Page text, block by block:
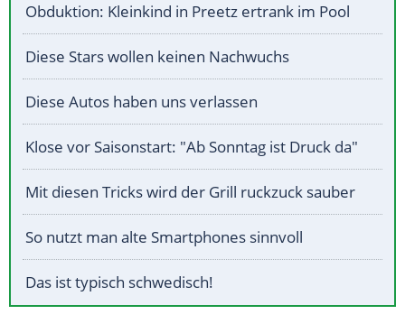
Obduktion: Kleinkind in Preetz ertrank im Pool
Diese Stars wollen keinen Nachwuchs
Diese Autos haben uns verlassen
Klose vor Saisonstart: "Ab Sonntag ist Druck da"
Mit diesen Tricks wird der Grill ruckzuck sauber
So nutzt man alte Smartphones sinnvoll
Das ist typisch schwedisch!